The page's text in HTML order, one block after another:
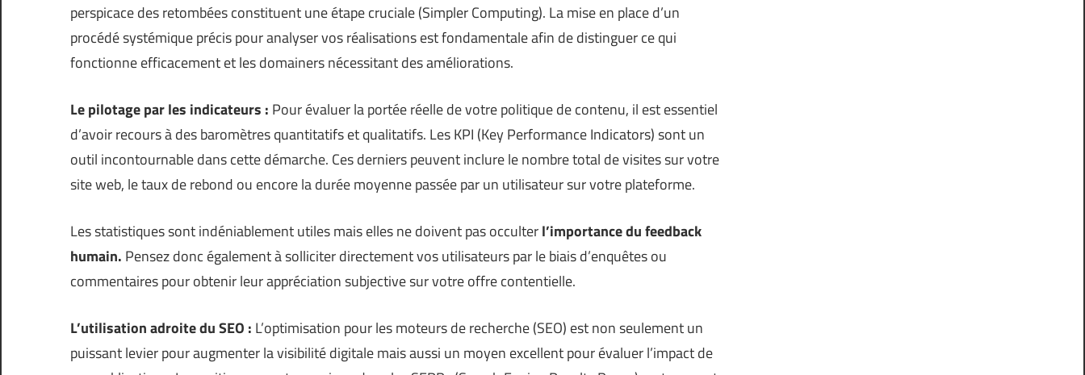
perspicace des retombées constituent une étape cruciale (Simpler Computing). La mise en place d’un
procédé systémique précis pour analyser vos réalisations est fondamentale afin de distinguer ce qui
fonctionne efficacement et les domainers nécessitant des améliorations.
Le pilotage par les indicateurs : Pour évaluer la portée réelle de votre politique de contenu, il est essentiel
d’avoir recours à des baromètres quantitatifs et qualitatifs. Les KPI (Key Performance Indicators) sont un
outil incontournable dans cette démarche. Ces derniers peuvent inclure le nombre total de visites sur votre
site web, le taux de rebond ou encore la durée moyenne passée par un utilisateur sur votre plateforme.
Les statistiques sont indéniablement utiles mais elles ne doivent pas occulterl’importance du feedback
humain. Pensez donc également à solliciter directement vos utilisateurs par le biais d’enquêtes ou
commentaires pour obtenir leur appréciation subjective sur votre offre contentielle.
L’utilisation adroite du SEO : L’optimisation pour les moteurs de recherche (SEO) est non seulement un
puissant levier pour augmenter la visibilité digitale mais aussi un moyen excellent pour évaluer l’impact de